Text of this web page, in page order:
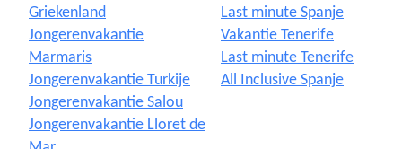
Griekenland
Jongerenvakantie
Marmaris
Jongerenvakantie Turkije
Jongerenvakantie Salou
Jongerenvakantie Lloret de
Last minute Spanje
Vakantie Tenerife
Last minute Tenerife
All Inclusive Spanje